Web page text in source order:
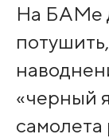
На БАМе
«черный
самолета